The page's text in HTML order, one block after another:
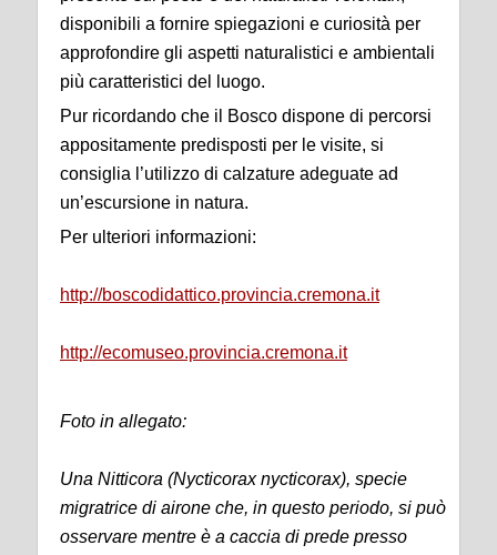
disponibili a fornire spiegazioni e curiosità per
approfondire gli aspetti naturalistici e ambientali
più caratteristici del luogo.
Pur ricordando che il Bosco dispone di percorsi
appositamente predisposti per le visite, si
consiglia l’utilizzo di calzature adeguate ad
un’escursione in natura.
Per ulteriori informazioni:
http://boscodidattico.provincia.cremona.it
http://ecomuseo.provincia.cremona.it
Foto in allegato:
Una Nitticora (Nycticorax nycticorax), specie
migratrice di airone che, in questo periodo, si può
osservare mentre è a caccia di prede presso